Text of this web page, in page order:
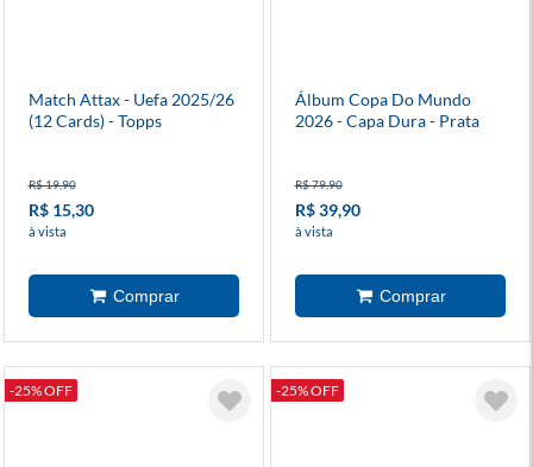
Match Attax - Uefa 2025/26
(12 Cards) - Topps
R$ 19,90
R$ 15,30
à vista
Álbum Copa Do Mundo
2026 - Capa Dura - Prata
R$ 79,90
R$ 39,90
à vista
-25% OFF -25% OFF